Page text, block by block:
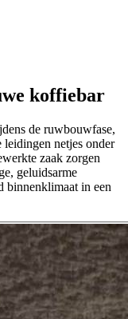
koffiebar
de ruwbouwfase,
leidingen netjes onder
zaak zorgen
geluidsarme
binnenklimaat in een